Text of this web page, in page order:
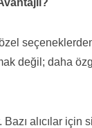
değil; daha
alıcılar